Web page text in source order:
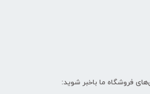
فروشگاه ما باخبر شوید: